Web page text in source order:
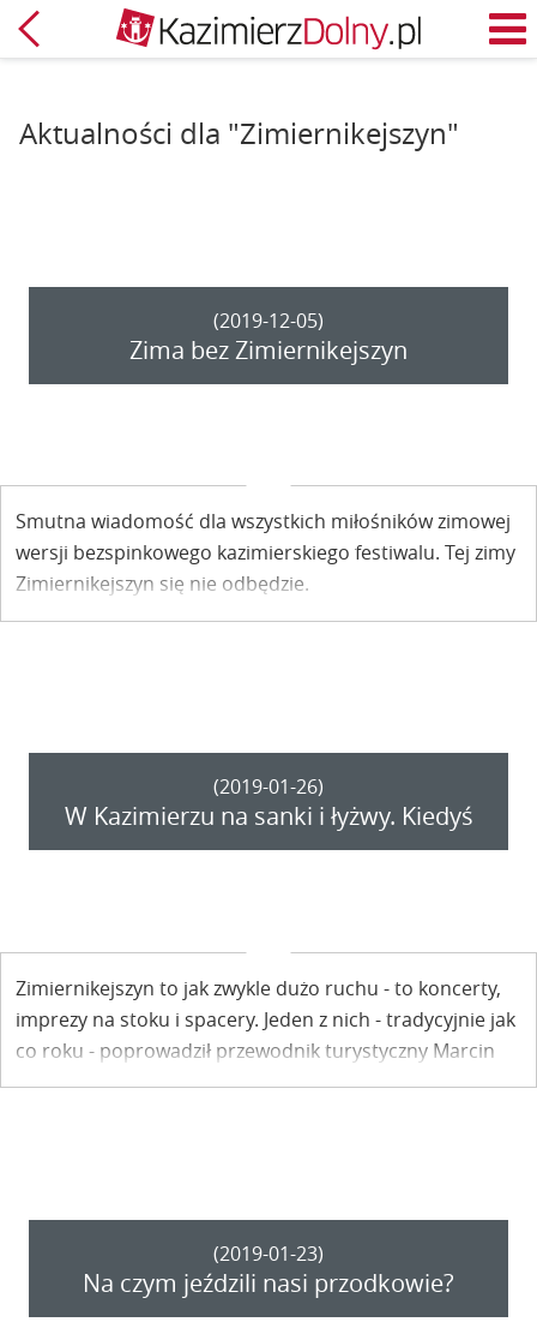
Powrót
Aktualności dla "Zimiernikejszyn"
(2019-12-05)
Zima bez Zimiernikejszyn
Smutna wiadomość dla wszystkich miłośników zimowej
wersji bezspinkowego kazimierskiego festiwalu. Tej zimy
Zimiernikejszyn się nie odbędzie.
(2019-01-26)
W Kazimierzu na sanki i łyżwy. Kiedyś
Zimiernikejszyn to jak zwykle dużo ruchu - to koncerty,
imprezy na stoku i spacery. Jeden z nich - tradycyjnie jak
co roku - poprowadził przewodnik turystyczny Marcin
Pisula.
(2019-01-23)
Na czym jeździli nasi przodkowie?